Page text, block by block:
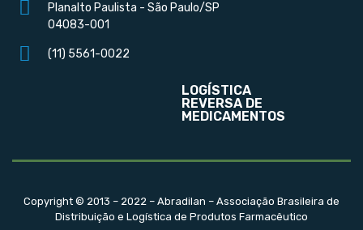
Planalto Paulista - São Paulo/SP
04083-001
(11) 5561-0022
LOGÍSTICA
REVERSA DE
MEDICAMENTOS
Copyright © 2013 – 2022 – Abradilan – Associação Brasileira de
Distribuição e Logística de Produtos Farmacêutico